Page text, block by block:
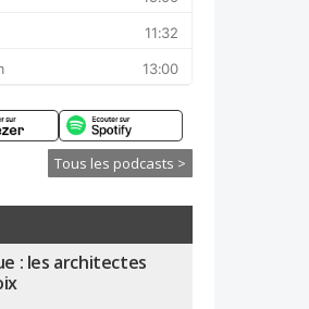
Tous les podcasts >
: les architectes